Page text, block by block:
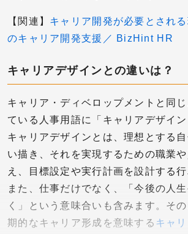
【関連】 キャリア開発が必要とされ
のキャリア開発支援／ BizHint HR
キャリアデザインとの違いは？
キャリア・ディベロップメントと同
ている人事用語に「キャリアデザイン
キャリアデザインとは、理想とする
い描き、それを実現するための職業
え、目標設定や実行計画を設計する行
また、仕事だけでなく、「今後の人
く」という意味合いも含みます。そ
期的なキャリア形成を意味する キャ